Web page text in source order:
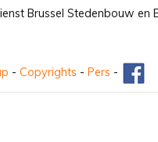
Brussel Stedenbouw en
- Copyrights - Pers -